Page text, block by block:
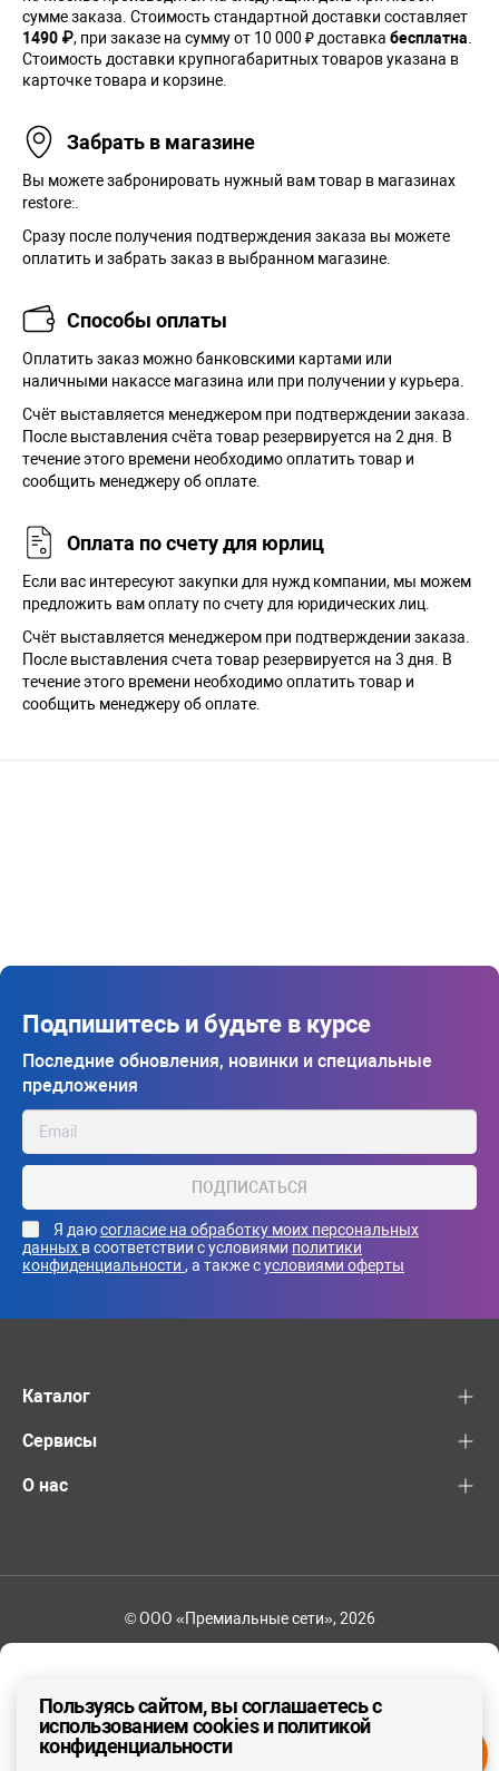
ДА, ВЕРНО
сумме заказа. Cтоимость стандартной доставки составляет
1490 ₽, при заказе на сумму от 10 000 ₽ доставка бесплатна.
Стоимость доставки крупногабаритных товаров указана в
карточке товара и корзине.
Забрать в магазине
Вы можете забронировать нужный вам товар в магазинах
restore:.
Сразу после получения подтверждения заказа вы можете
оплатить и забрать заказ в выбранном магазине.
Способы оплаты
Оплатить заказ можно банковскими картами или
наличными накассе магазина или при получении у курьера.
Cчёт выставляется менеджером при подтверждении заказа.
После выставления счёта товар резервируется на 2 дня. В
течение этого времени необходимо оплатить товар и
сообщить менеджеру об оплате.
Оплата по счету для юрлиц
Если вас интересуют закупки для нужд компании, мы можем
предложить вам оплату по счету для юридических лиц.
Счёт выставляется менеджером при подтверждении заказа.
После выставления счета товар резервируется на 3 дня. В
течение этого времени необходимо оплатить товар и
сообщить менеджеру об оплате.
Подпишитесь и будьте в курсе
Последние обновления, новинки и специальные
предложения
ПОДПИСАТЬСЯ
Я даюсогласие на обработку моих персональных
данных в соответствии с условиями политики
конфиденциальности , а также сусловиями оферты
Каталог
Сервисы
О нас
© ООО «Премиальные сети», 2026
Пользуясь сайтом, вы соглашаетесь с
использованием cookies и политикой
конфиденциальности